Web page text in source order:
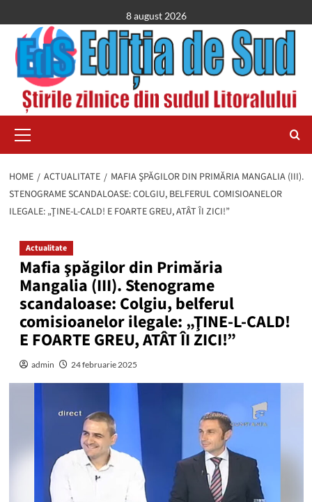
to
content
8 august 2026
Menu
HOME ACTUALITATE
MAFIA ŞPĂGILOR DIN PRIMĂRIA MANGALIA (III).
STENOGRAME SCANDALOASE: COLGIU, BELFERUL COMISIOANELOR
ILEGALE: „ŢINE-L-CALD! E FOARTE GREU, ATÂT ÎI ZICI!”
Actualitate
Mafia şpăgilor din Primăria
Mangalia (III). Stenograme
scandaloase: Colgiu, belferul
comisioanelor ilegale: „ŢINE-L-CALD!
E FOARTE GREU, ATÂT ÎI ZICI!”
admin 24 februarie 2025